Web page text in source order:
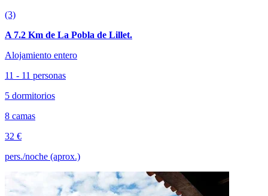
(3)
A 7.2 Km de La Pobla de Lillet.
Alojamiento entero
11 - 11 personas
5 dormitorios
8 camas
32 €
pers./noche (aprox.)